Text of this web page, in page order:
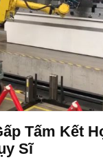
Tấm Kết
Sĩ